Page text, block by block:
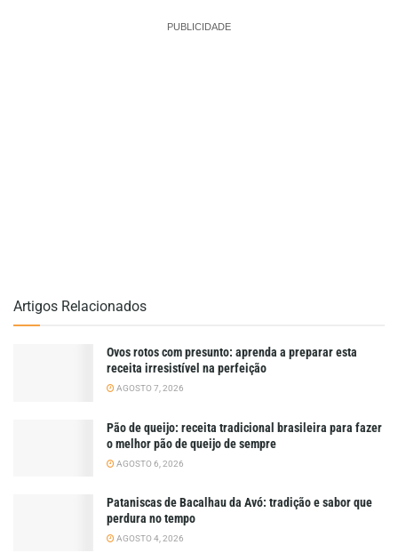
PUBLICIDADE
Artigos Relacionados
Ovos rotos com presunto: aprenda a preparar esta
receita irresistível na perfeição
AGOSTO 7, 2026
Pão de queijo: receita tradicional brasileira para fazer
o melhor pão de queijo de sempre
AGOSTO 6, 2026
Pataniscas de Bacalhau da Avó: tradição e sabor que
perdura no tempo
AGOSTO 4, 2026